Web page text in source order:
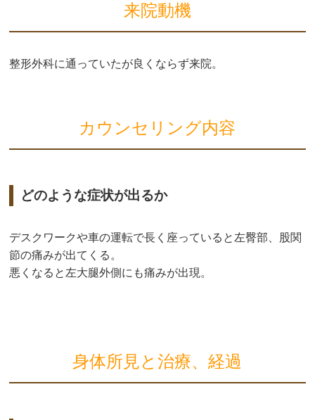
来院動機
整形外科に通っていたが良くならず来院。
カウンセリング内容
どのような症状が出るか
デスクワークや車の運転で長く座っていると左臀部、股関
節の痛みが出てくる。
悪くなると左大腿外側にも痛みが出現。
身体所見と治療、経過